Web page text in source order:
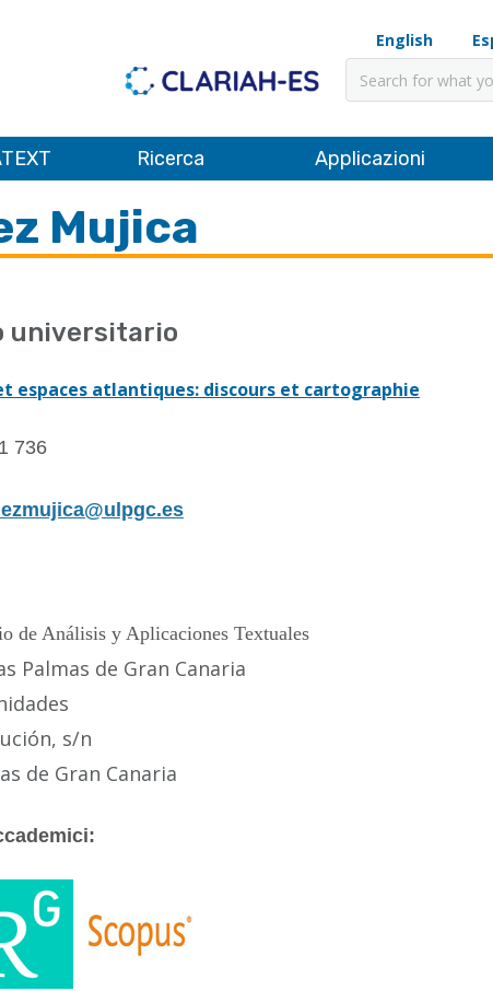
English
Cerca
Ricerca Applicazioni
Mujica
universitario
espaces atlantiques: discours et cartographie
736
de Análisis y Aplicaciones Textuales
Palmas de Gran Canaria
s/n
de Gran Canaria